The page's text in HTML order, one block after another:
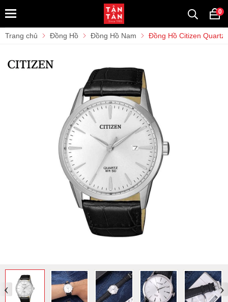
0
Trang chủ Đồng Hồ Đồng Hồ Nam Đồng Hồ Citizen Quartz
‹ ›